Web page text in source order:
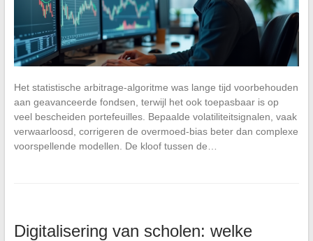
Het statistische arbitrage-algoritme was lange tijd voorbehouden
aan geavanceerde fondsen, terwijl het ook toepasbaar is op
veel bescheiden portefeuilles. Bepaalde volatiliteitsignalen, vaak
verwaarloosd, corrigeren de overmoed-bias beter dan complexe
voorspellende modellen. De kloof tussen de…
Digitalisering van scholen: welke